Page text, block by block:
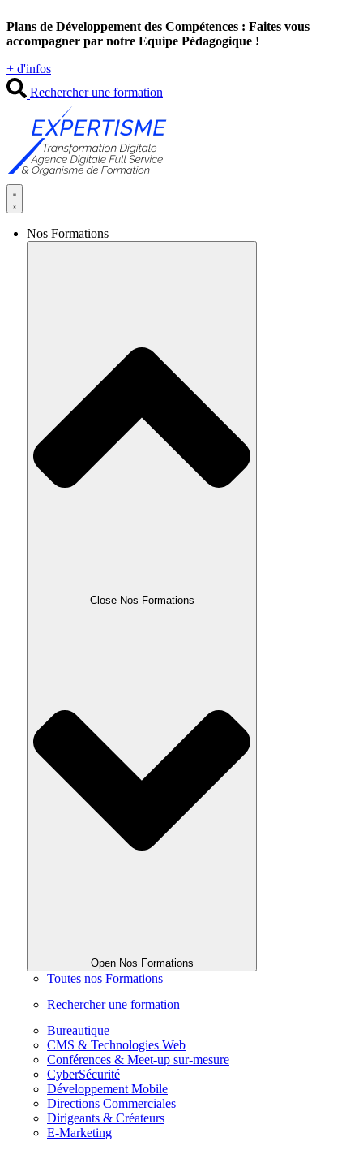
au
contenu
Plans de Développement des Compétences : Faites vous
accompagner par notre Equipe Pédagogique !
+ d'infos
Rechercher une formation
Nos Formations
Close Nos Formations
Open Nos Formations
Toutes nos Formations
Rechercher une formation
Bureautique
CMS & Technologies Web
Conférences & Meet-up sur-mesure
CyberSécurité
Développement Mobile
Directions Commerciales
Dirigeants & Créateurs
E-Marketing